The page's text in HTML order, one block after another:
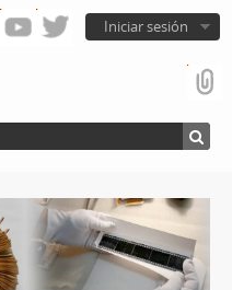
Iniciar sesión